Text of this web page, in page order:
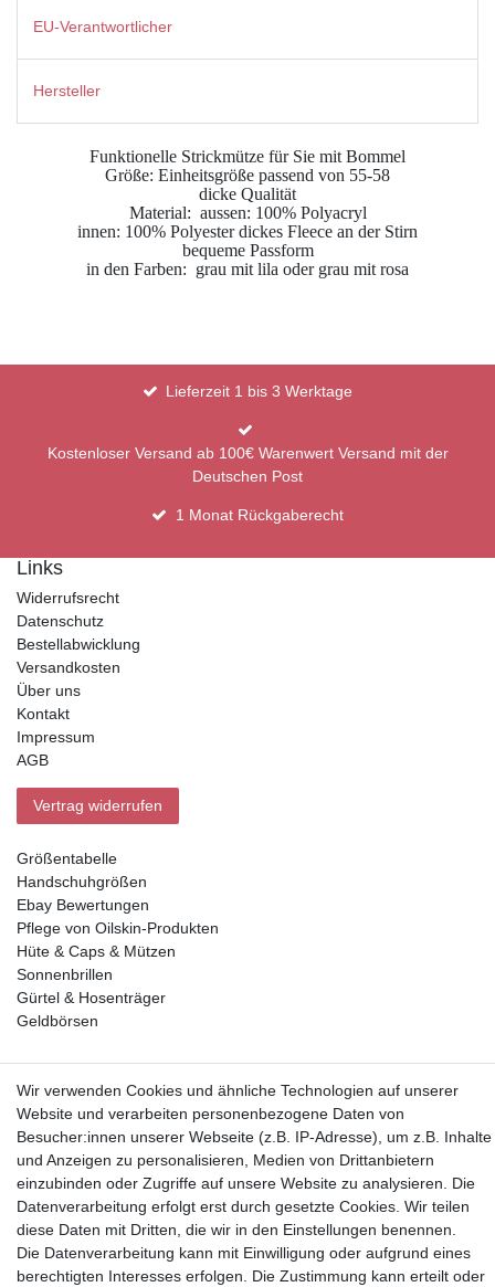
EU-Verantwortlicher
Hersteller
Funktionelle Strickmütze für Sie mit Bommel
Größe: Einheitsgröße passend von 55-58
dicke Qualität
Material: aussen: 100% Polyacryl
innen: 100% Polyester dickes Fleece an der Stirn
bequeme Passform
in den Farben: grau mit lila oder grau mit rosa
Lieferzeit 1 bis 3 Werktage
Kostenloser Versand ab 100€ Warenwert Versand mit der
Deutschen Post
1 Monat Rückgaberecht
Links
Widerrufsrecht
Datenschutz
Bestellabwicklung
Versandkosten
Über uns
Kontakt
Impressum
AGB
Vertrag widerrufen
Größentabelle
Handschuhgrößen
Ebay Bewertungen
Pflege von Oilskin-Produkten
Hüte & Caps & Mützen
Sonnenbrillen
Gürtel & Hosenträger
Geldbörsen
Partner
Wir verwenden Cookies und ähnliche Technologien auf unserer
Website und verarbeiten personenbezogene Daten von
Besucher:innen unserer Webseite (z.B. IP-Adresse), um z.B. Inhalte
und Anzeigen zu personalisieren, Medien von Drittanbietern
einzubinden oder Zugriffe auf unsere Website zu analysieren. Die
Datenverarbeitung erfolgt erst durch gesetzte Cookies. Wir teilen
diese Daten mit Dritten, die wir in den Einstellungen benennen.
Die Datenverarbeitung kann mit Einwilligung oder aufgrund eines
berechtigten Interesses erfolgen. Die Zustimmung kann erteilt oder